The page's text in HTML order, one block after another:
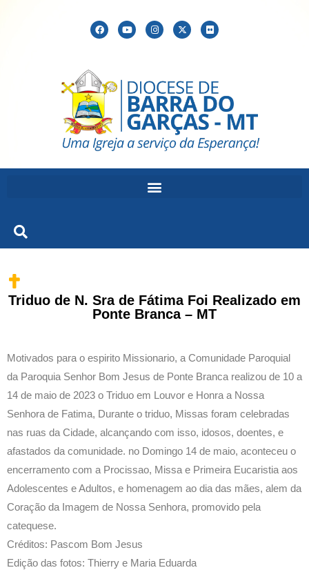
Triduo de N. Sra de Fátima Foi Realizado em
Ponte Branca – MT
Motivados para o espirito Missionario, a Comunidade Paroquial
da Paroquia Senhor Bom Jesus de Ponte Branca realizou de 10 a
14 de maio de 2023 o Triduo em Louvor e Honra a Nossa
Senhora de Fatima, Durante o triduo, Missas foram celebradas
nas ruas da Cidade, alcançando com isso, idosos, doentes, e
afastados da comunidade. no Domingo 14 de maio, aconteceu o
encerramento com a Procissao, Missa e Primeira Eucaristia aos
Adolescentes e Adultos, e homenagem ao dia das mães, alem da
Coração da Imagem de Nossa Senhora, promovido pela
catequese.
Créditos: Pascom Bom Jesus
Edição das fotos: Thierry e Maria Eduarda